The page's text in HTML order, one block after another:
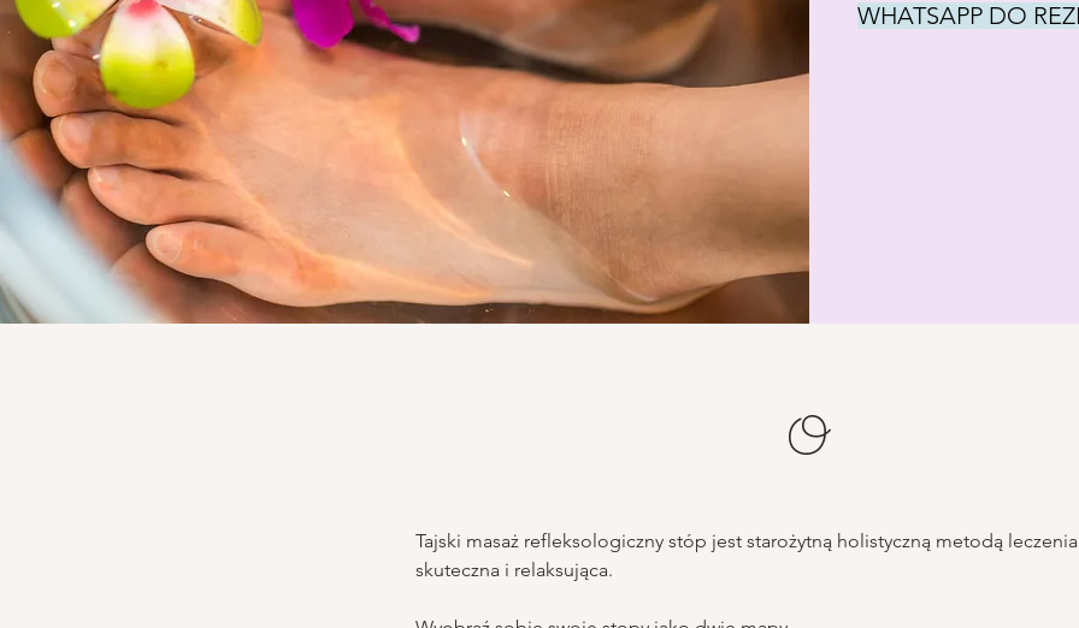
WHATSAPP DO
O
Tajski masaż refleksologiczny stóp jest starożytną holistyczną metodą
skuteczna i relaksująca.